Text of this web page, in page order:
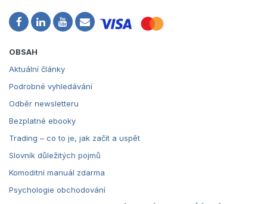
OBSAH
Aktuální články
Podrobné vyhledávání
Odběr newsletteru
Bezplatné ebooky
Trading – co to je, jak začít a uspět
Slovník důležitých pojmů
Komoditní manuál zdarma
Psychologie obchodování